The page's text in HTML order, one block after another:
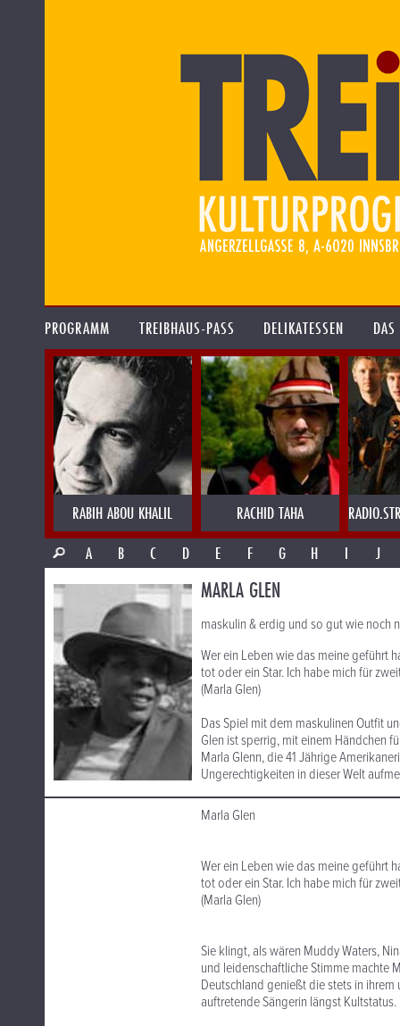
PROGRAMM TREIBHAUS-PASS DELIKATESSEN
RABIH ABOU KHALIL RACHID TAHA
A
B C D E F G H I J
MARLA GLEN
maskulin & erdig und so gut wie noch
Wer ein Leben wie das meine geführt
tot oder ein Star. Ich habe mich für
(Marla Glen)
Das Spiel mit dem maskulinen Outfit
Glen ist sperrig, mit einem Händchen
Marla Glenn, die 41 Jährige
Ungerechtigkeiten in dieser Welt
Marla Glen
Wer ein Leben wie das meine geführt
tot oder ein Star. Ich habe mich für
(Marla Glen)
Sie klingt, als wären Muddy Waters,
und leidenschaftliche Stimme machte
Deutschland genießt die stets in
auftretende Sängerin längst Kultstatus.